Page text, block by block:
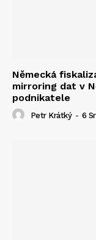
Německá
mirroring dat v
podnikatele
Petr Krátký - 6